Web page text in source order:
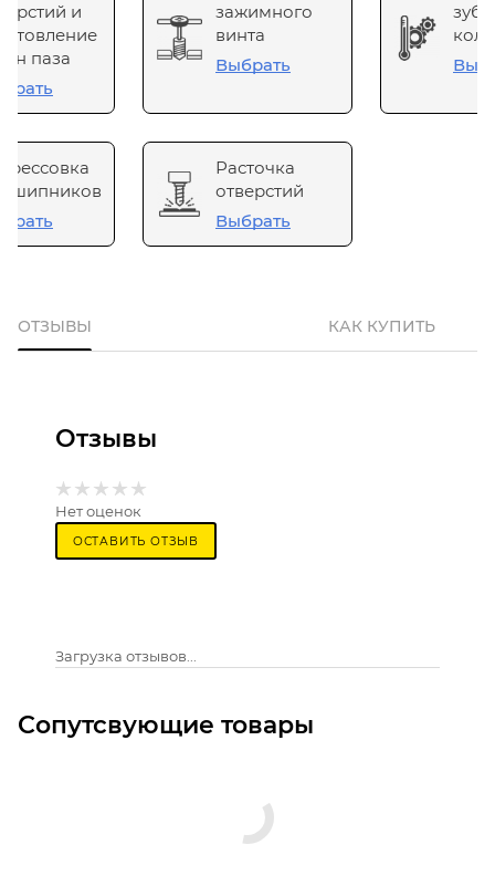
и
паза
зажимного
винта
Выбрать
Расточка
отверстий
Выбрать
ОТЗЫВЫ КАК КУПИТЬ
Отзывы
Нет оценок
ОСТАВИТЬ ОТЗЫВ
Загрузка отзывов...
Сопутсвующие товары